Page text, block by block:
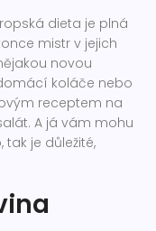
dieta je plná
mistr v jejich
novou
koláče nebo
receptem na
A já vám mohu
je důležité,